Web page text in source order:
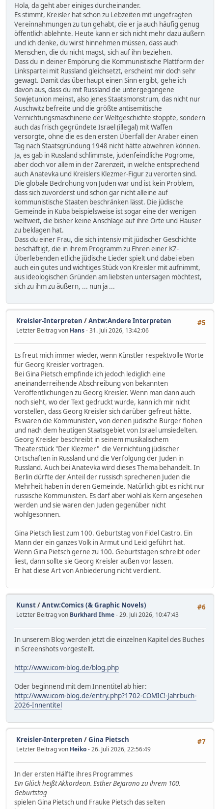
Hola, da geht aber einiges durcheinander.
Es stimmt, Kreisler hat schon zu Lebzeiten mit ungefragten
Vereinnahmungen zu tun gehabt, die er ja auch häufig genug
öffentlich ablehnte. Heute kann er sich nicht mehr dazu äußern
und ich denke, du wirst hinnehmen müssen, dass auch
Menschen, die du nicht magst, sich auf ihn beziehen.
Dass du in deiner Empörung die Kommunistische Plattform der
Linkspartei mit Russland gleichsetzt, erscheint mir doch sehr
gewagt. Damit das überhaupt einen Sinn ergibt, gehe ich
davon aus, dass du mit Russland die untergegangene
Sowjetunion meinst, also jenes Staatsmonstrum, das nicht nur
Auschwitz befreite und die größte antisemitische
Vernichtungsmaschinerie der Weltgeschichte stoppte, sondern
auch das frisch gegründete Israel (illegal) mit Waffen
versorgte, ohne die es den ersten Überfall der Araber einen
Tag nach Staatsgründung 1948 nicht hätte abwehren können.
Ja, es gab in Russland schlimmste, judenfeindliche Pogrome,
aber doch vor allem in der Zarenzeit, in welche entsprechend
auch Anatevka und Kreislers Klezmer-Figur zu verorten sind.
Die globale Bedrohung von Juden war und ist kein Problem,
dass sich zuvorderst und schon gar nicht alleine auf
kommunistische Staaten beschränken lässt. Die jüdische
Gemeinde in Kuba beispielsweise ist sogar eine der wenigen
weltweit, die bisher keine Anschläge auf ihre Orte und Häuser
zu beklagen hat.
Dass du einer Frau, die sich intensiv mit jüdischer Geschichte
beschäftigt, die in ihrem Programm zu Ehren einer KZ-
Überlebenden etliche jüdische Lieder spielt und dabei eben
auch ein gutes und wichtiges Stück von Kreisler mit aufnimmt,
aus ideologischen Gründen am liebsten untersagen möchtest,
sich zu ihm zu äußern, ... nun ja ...
#5
Kreisler-Interpreten /Antw:Andere Interpreten
Letzter Beitrag von Hans- 31. Juli 2026, 13:42:06
Es freut mich immer wieder, wenn Künstler respektvolle Worte
für Georg Kreisler vortragen.
Bei Gina Pietsch empfinde ich jedoch lediglich eine
aneinanderreihende Abschreibung von bekannten
Veröffentlichungen zu Georg Kreisler. Wenn man dann auch
noch sieht, wo der Text gedruckt wurde, kann ich mir nicht
vorstellen, dass Georg Kreisler sich darüber gefreut hätte.
Es waren die Kommunisten, von denen jüdische Bürger flohen
und nach dem heutigen Staatsgebiet von Israel umsiedelten.
Georg Kreisler beschreibt in seinem musikalischem
Theaterstück "Der Klezmer" die Vernichtung jüdischer
Ortschaften in Russland und die Verfolgung der Juden in
Russland. Auch bei Anatevka wird dieses Thema behandelt. In
Berlin dürfte der Anteil der russisch sprechenen Juden die
Mehrheit haben in deren Gemeinde. Natürlich gibt es nicht nur
russische Kommunisten. Es darf aber wohl als Kern angesehen
werden und sie waren den Juden gegenüber nicht
wohlgesonnen.
Gina Pietsch liest zum 100. Geburtstag von Fidel Castro. Ein
Mann der ein ganzes Volk in Armut und Leid geführt hat.
Wenn Gina Pietsch gerne zu 100. Geburtstagen schreibt oder
liest, dann sollte sie Georg Kreisler außen vor lassen.
Er hat diese Art von Anbiederung nicht verdient.
#6
Kunst/Antw:Comics (& Graphic Novels)
Letzter Beitrag von Burkhard Ihme- 29. Juli 2026, 10:47:43
In unserem Blog werden jetzt die einzelnen Kapitel des Buches
in Screenshots vorgestellt.
http://www.icom-blog.de/blog.php
Oder beginnend mit dem Innentitel ab hier:
http://www.icom-blog.de/entry.php?1702-COMIC!-Jahrbuch-
2026-Innentitel
#7
Kreisler-Interpreten /Gina Pietsch
Letzter Beitrag von Heiko- 26. Juli 2026, 22:56:49
In der ersten Hälfte ihres Programmes
Ein Glück heißt Akkordeon. Esther Bejarano zu ihrem 100.
Geburtstag
spielen Gina Pietsch und Frauke Pietsch das selten